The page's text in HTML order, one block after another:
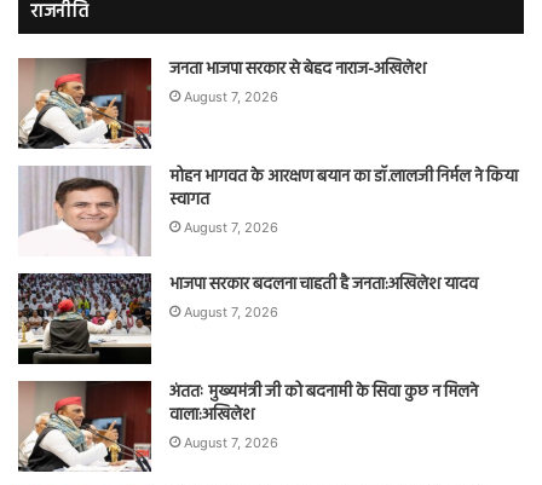
राजनीति
जनता भाजपा सरकार से बेहद नाराज-अखिलेश
August 7, 2026
मोहन भागवत के आरक्षण बयान का डॉ.लालजी निर्मल ने किया
स्वागत
August 7, 2026
भाजपा सरकार बदलना चाहती है जनता:अखिलेश यादव
August 7, 2026
अंततः मुख्यमंत्री जी को बदनामी के सिवा कुछ न मिलने
वाला:अखिलेश
August 7, 2026